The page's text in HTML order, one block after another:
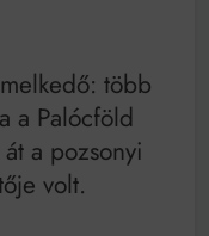
több
a Palócföld
a pozsonyi
volt.